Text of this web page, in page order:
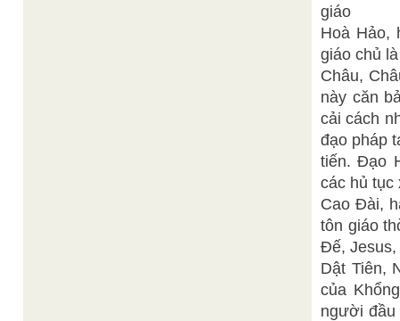
giáo
Hoà Hảo,
giáo chủ
Châu,
này căn
cải cách
đạo pháp
tiến. Đạo
các hủ tục
Cao Đài,
tôn giáo
Đế,
Dật Tiên,
của
người đầu